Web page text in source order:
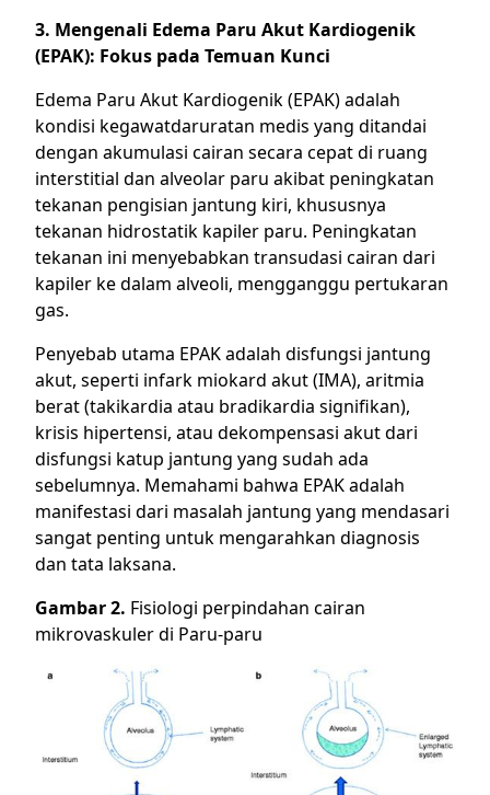
3. Mengenali Edema Paru Akut Kardiogenik
(EPAK): Fokus pada Temuan Kunci
Edema Paru Akut Kardiogenik (EPAK) adalah
kondisi kegawatdaruratan medis yang ditandai
dengan akumulasi cairan secara cepat di ruang
interstitial dan alveolar paru akibat peningkatan
tekanan pengisian jantung kiri, khususnya
tekanan hidrostatik kapiler paru. Peningkatan
tekanan ini menyebabkan transudasi cairan dari
kapiler ke dalam alveoli, mengganggu pertukaran
gas.
Penyebab utama EPAK adalah disfungsi jantung
akut, seperti infark miokard akut (IMA), aritmia
berat (takikardia atau bradikardia signifikan),
krisis hipertensi, atau dekompensasi akut dari
disfungsi katup jantung yang sudah ada
sebelumnya. Memahami bahwa EPAK adalah
manifestasi dari masalah jantung yang mendasari
sangat penting untuk mengarahkan diagnosis
dan tata laksana.
Gambar 2. Fisiologi perpindahan cairan
mikrovaskuler di Paru-paru